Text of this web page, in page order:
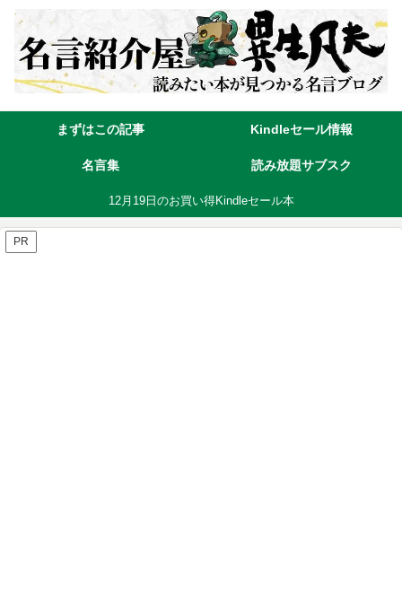
まずはこの記事 Kindleセール情報
名言集 読み放題サブスク
12月19日のお買い得Kindleセール本
PR